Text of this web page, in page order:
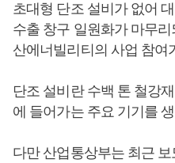
초대형 단조 설비가 없어
수출 창구 일원화가 마무
산에너빌리티의 사업 참여
단조 설비란 수백 톤 철강
에 들어가는 주요 기기를
다만 산업통상부는 최근